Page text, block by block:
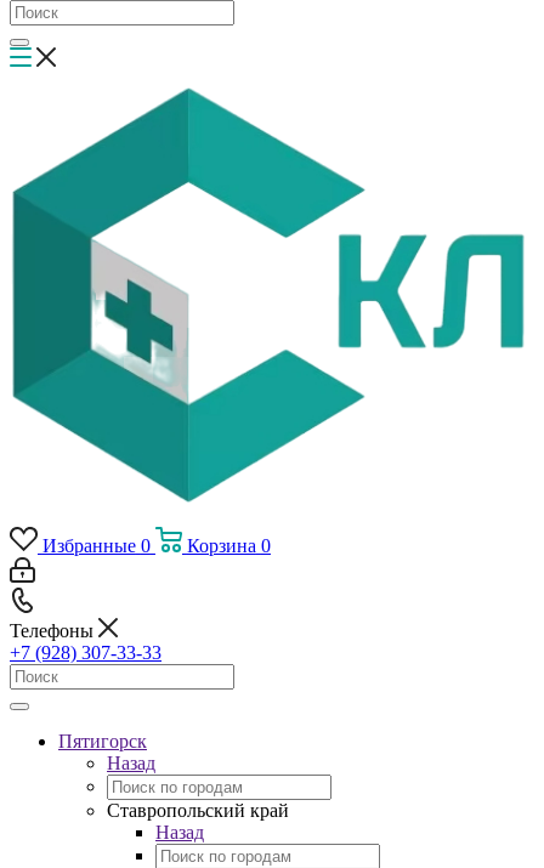
Избранные 0 Корзина 0
Телефоны
+7 (928) 307-33-33
Пятигорск
Назад
Ставропольский край
Назад